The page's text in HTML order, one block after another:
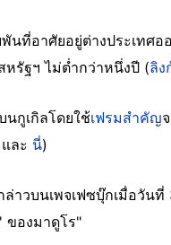
นที่อาศัยอยู่ต่างประเทศอ
รัฐฯ ไม่ต่ำกว่าหนึ่งปี (ลิง
นกูเกิลโดยใช้เฟรมสำคัญ
และ นี่)
ล่าวบนเพจเฟซบุ๊กเมื่อวัน
ของมาดูโร"